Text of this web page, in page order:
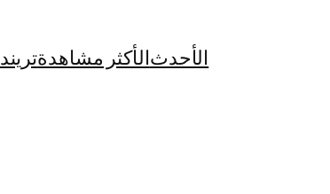
الأحدثالأكثر مشاهدةتريند